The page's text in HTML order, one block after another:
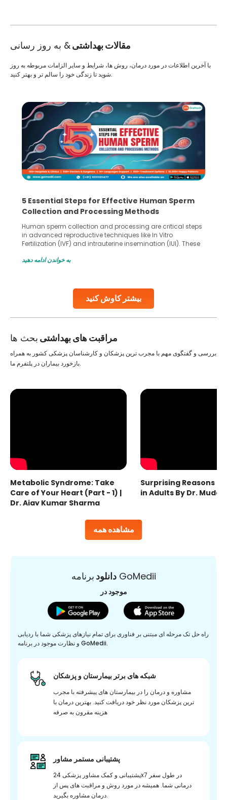
مقالات بهداشتی& به روز رسانی
بیشتر کاوش کنید
با آخرین اطلاعات در مورد درمان، روش ها، شرایط و سایر الزامات مربوطه به روز
شوید تا زندگی خود را سالم تر و بهتر کنید.
5 Essential Steps for Effective Human Sperm
Collection and Processing Methods
Human sperm collection and processing are critical steps
in advanced reproductive techniques like In Vitro
Fertilization (IVF) and intrauterine insemination (IUI). These
challenges and help couples achieve their dream of
collected, they process the
به خواندن ادامه دهید
مراقبت های بهداشتی بحث ها
مشاهده همه
بررسی و گفتگوی مهم با مجرب ترین پزشکان و کارشناسان پزشکی کشور به همراه
بازخورد بیماران در پلتفرم ما.
Metabolic Syndrome: Take
Care of Your Heart (Part - 1) |
Dr. Ajay Kumar Sharma
Surprising Reasons
in Adults By Dr.
دانلودبرنامه GoMedii
موجود در
راه حل تک مرحله ای مبتنی بر فناوری برای تمام نیازهای پزشکی شما با ردیابی
و نظارت موجود در برنامه GoMedii.
شبکه های برتر بیمارستان و پزشکان
مشاوره و درمان را در بیمارستان های پیشرفته با مجرب
ترین پزشکان مورد نظر خود دریافت کنید. بهترین درمان با
هزینه مقرون به صرفه
پشتیبانی مستمر مشاور
پشتیبانی و کمک مشاور پزشکی 24x7 در طول سفر
درمانی شما. همیشه در مورد روش و مراقبت های پس از
درمان مشاوره بگیرید.